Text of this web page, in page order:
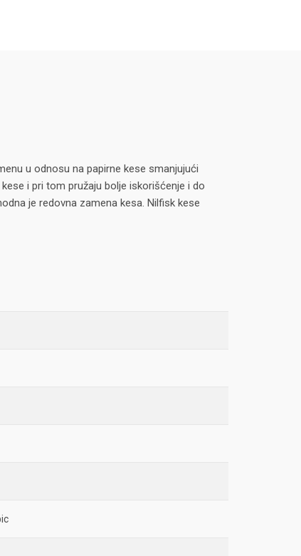
u odnosu na papirne kese smanjujući
i pri tom pružaju bolje iskorišćenje i do
je redovna zamena kesa. Nilfisk kese